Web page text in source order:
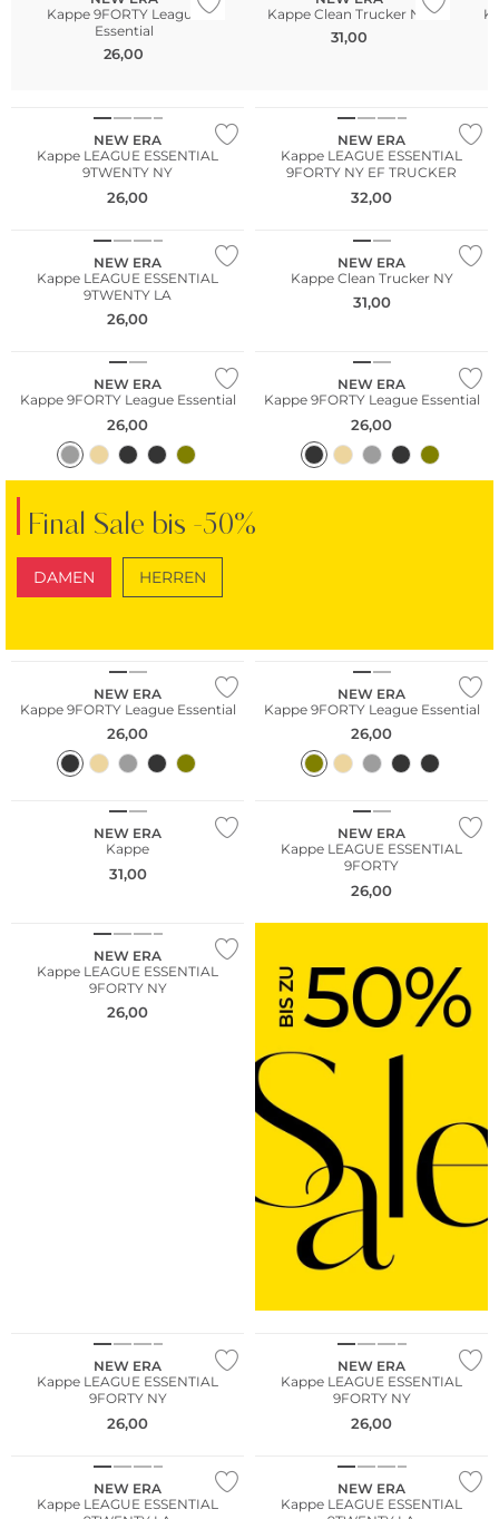
Kappe 9FORTY League
Essential
26,00
Kappe Clean Trucker NY
31,00
NEW ERA
Kappe LEAGUE ESSENTIAL
9TWENTY NY
26,00
NEW ERA
Kappe LEAGUE ESSENTIAL
9FORTY NY EF TRUCKER
32,00
NEW ERA
Kappe LEAGUE ESSENTIAL
9TWENTY LA
26,00
NEW ERA
Kappe Clean Trucker NY
31,00
NEW ERA
Kappe 9FORTY League Essential
26,00
NEW ERA
Kappe 9FORTY League Essential
26,00
Final Sale bis -50%
DAMEN HERREN
NEW ERA
Kappe 9FORTY League Essential
26,00
NEW ERA
Kappe 9FORTY League Essential
26,00
NEW ERA
Kappe
31,00
NEW ERA
Kappe LEAGUE ESSENTIAL
9FORTY
26,00
NEW ERA
Kappe LEAGUE ESSENTIAL
9FORTY NY
26,00
NEW ERA
Kappe LEAGUE ESSENTIAL
9FORTY NY
26,00
NEW ERA
Kappe LEAGUE ESSENTIAL
9FORTY NY
26,00
NEW ERA
Kappe LEAGUE ESSENTIAL
NEW ERA
Kappe LEAGUE ESSENTIAL